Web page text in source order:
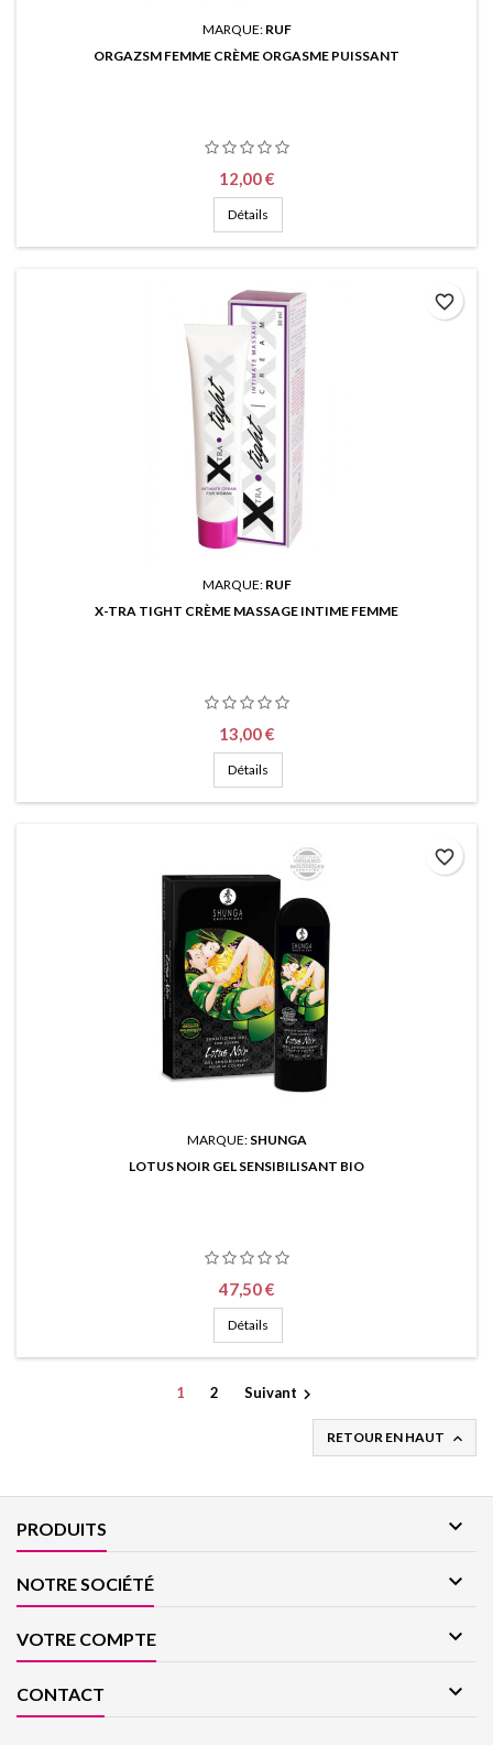
MARQUE: RUF
ORGAZSM FEMME CRÈME ORGASME PUISSANT
Prix
12,00 €
Détails
MARQUE: RUF
X-TRA TIGHT CRÈME MASSAGE INTIME FEMME
Prix
13,00 €
Détails
favorite_border
MARQUE: SHUNGA
LOTUS NOIR GEL SENSIBILISANT BIO
Prix
47,50 €
Détails
favorite_border
1 2 Suivant 
RETOUR EN HAUT 
PRODUITS 
NOTRE SOCIÉTÉ 
VOTRE COMPTE 
CONTACT 